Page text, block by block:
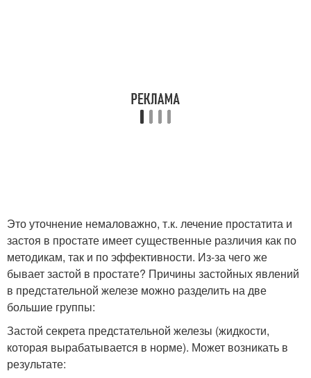
Это уточнение немаловажно, т.к. лечение простатита и
застоя в простате имеет существенные различия как по
методикам, так и по эффективности. Из-за чего же
бывает застой в простате? Причины застойных явлений
в предстательной железе можно разделить на две
большие группы:
Застой секрета предстательной железы (жидкости,
которая вырабатывается в норме). Может возникать в
результате: